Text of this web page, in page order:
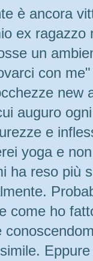
è ancora
ex ragazzo
un
con
new
auguro
e
yoga e
ha reso più
come ho